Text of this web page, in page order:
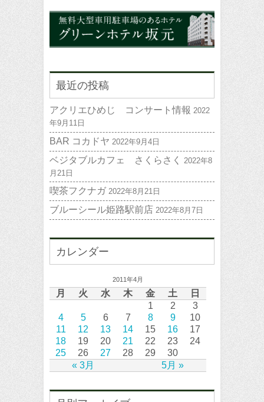
最近の投稿
アクリエひめじ コンサート情報 2022
年9月11日
BAR コカドヤ 2022年9月4日
ベジタブルカフェ さくらさく
2022年8
月21日
喫茶フクナガ 2022年8月21日
ブルーシール姫路駅前店 2022年8月7日
カレンダー
2011年4月
月 火 水 木 金 土 日
« 3月 5月 »
1 2
3
4
5 6 7 8 9
10
11
12 13 14 15 16
17
18
19 20 21 22 23
24
25
26 27 28 29 30